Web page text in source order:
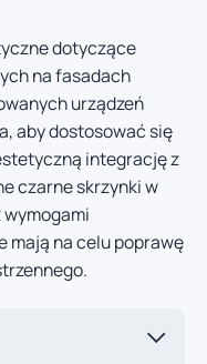
dotyczące
na fasadach
urządzeń
aby dostosować się
integrację z
czarne skrzynki w
mają na celu poprawę